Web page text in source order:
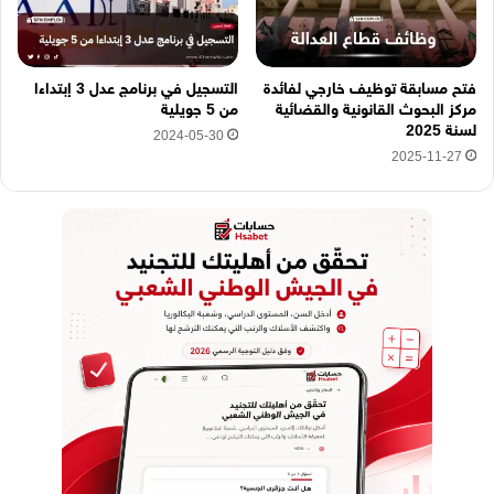
فتح مسابقة توظيف خارجي لفائدة
مركز البحوث القانونية والقضائية
لسنة 2025
2025-11-27
التسجيل في برنامج عدل 3 إبتداءا
من 5 جويلية
2024-05-30